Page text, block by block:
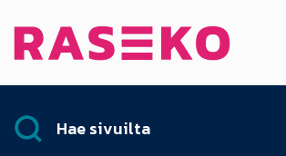
Etusivu
Hae sivuilta